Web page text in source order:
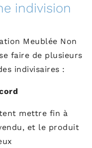
indivision
Meublée Non
faire de plusieurs
indivisaires :
mettre fin à
et le produit